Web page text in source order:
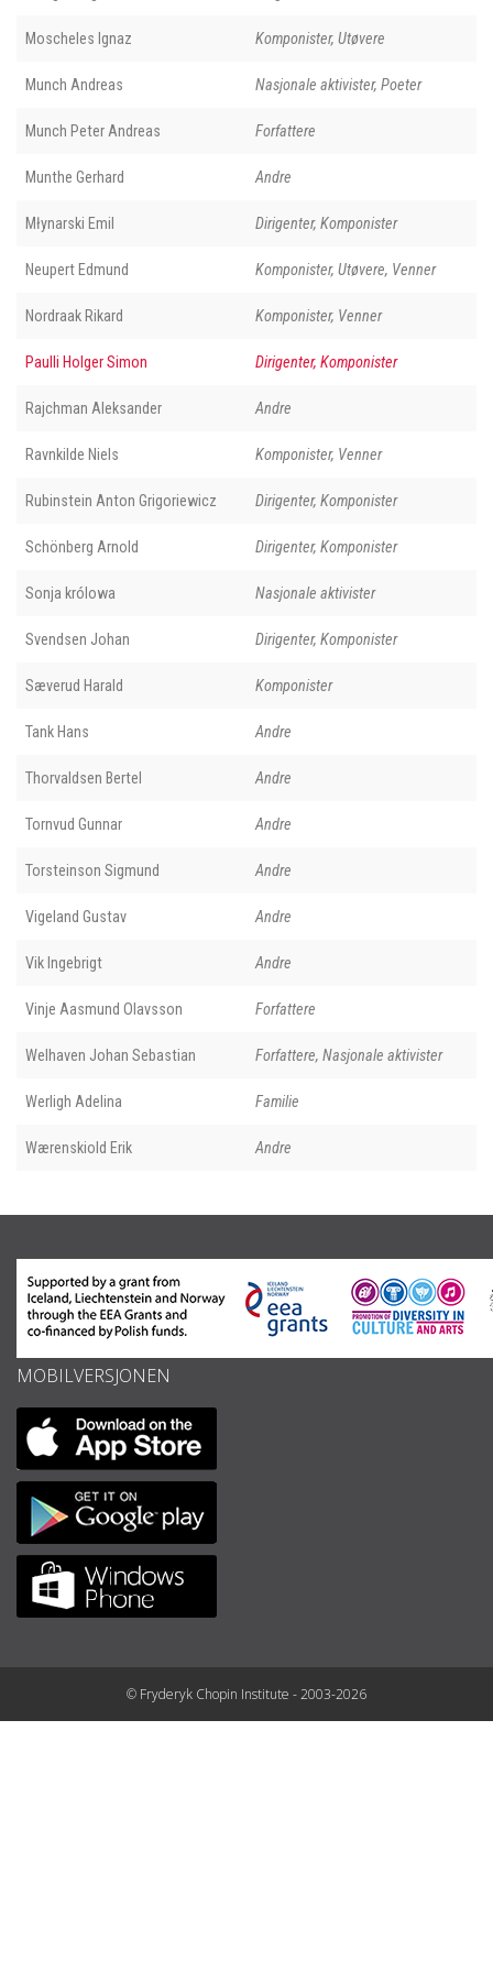
Moscheles Ignaz Komponister, Utøvere
Munch Andreas Nasjonale aktivister, Poeter
Munch Peter Andreas Forfattere
Munthe Gerhard Andre
Młynarski Emil Dirigenter, Komponister
Neupert Edmund Komponister, Utøvere, Venner
Nordraak Rikard Komponister, Venner
Paulli Holger Simon Dirigenter, Komponister
Rajchman Aleksander Andre
Ravnkilde Niels Komponister, Venner
Rubinstein Anton Grigoriewicz Dirigenter, Komponister
Schönberg Arnold Dirigenter, Komponister
Sonja królowa Nasjonale aktivister
Svendsen Johan Dirigenter, Komponister
Sæverud Harald Komponister
Tank Hans Andre
Thorvaldsen Bertel Andre
Tornvud Gunnar Andre
Torsteinson Sigmund Andre
Vigeland Gustav Andre
Vik Ingebrigt Andre
Vinje Aasmund Olavsson Forfattere
Welhaven Johan Sebastian Forfattere, Nasjonale aktivister
Werligh Adelina Familie
Wærenskiold Erik Andre
MOBILVERSJONEN
© Fryderyk Chopin Institute - 2003-2026